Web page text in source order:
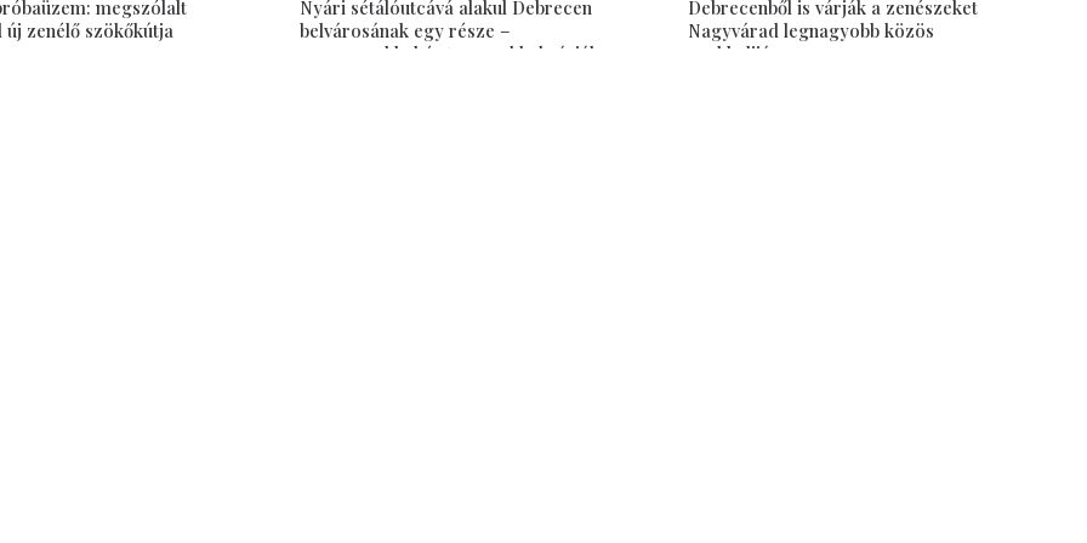
megszólalt
új zenélő szökőkútja
Nyári sétálóutcává alakul Debrecen
belvárosának egy része –
programokkal és teraszokkal várják a
Debrecenből is várják a zenészeket
Nagyvárad legnagyobb közös
rockbulijára